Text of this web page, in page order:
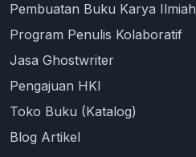
Pembuatan Buku Karya Ilmiah
Program Penulis Kolaboratif
Jasa Ghostwriter
Pengajuan HKI
Toko Buku (Katalog)
Blog Artikel